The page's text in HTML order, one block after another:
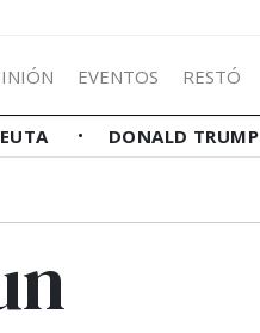
EVENTOS RESTÓ
DONALD TRUMP